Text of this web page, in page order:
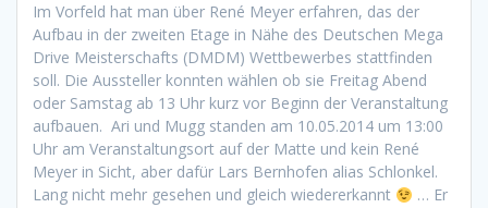
Im Vorfeld hat man über René Meyer erfahren, das der
Aufbau in der zweiten Etage in Nähe des Deutschen Mega
Drive Meisterschafts (DMDM) Wettbewerbes stattfinden
soll. Die Aussteller konnten wählen ob sie Freitag Abend
oder Samstag ab 13 Uhr kurz vor Beginn der Veranstaltung
aufbauen. Ari und Mugg standen am 10.05.2014 um 13:00
Uhr am Veranstaltungsort auf der Matte und kein René
Meyer in Sicht, aber dafür Lars Bernhofen alias Schlonkel.
Lang nicht mehr gesehen und gleich wiedererkannt
… Er